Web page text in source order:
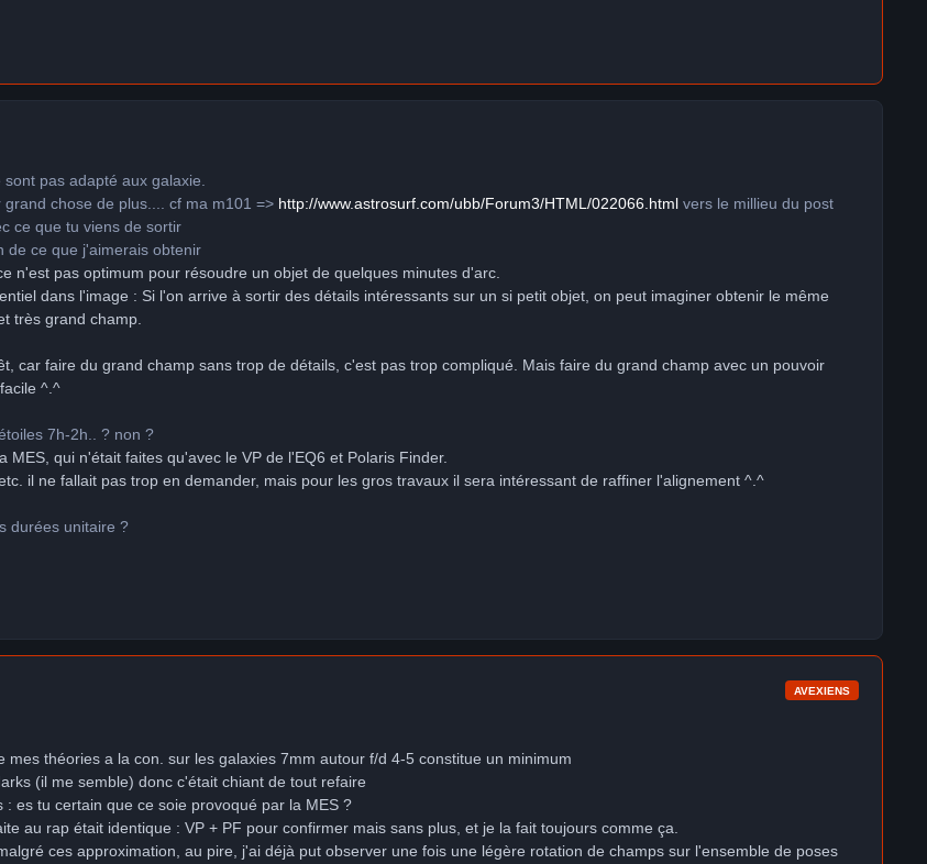
pas adapté aux galaxie.
chose de plus.... cf ma m101 => http://www.astrosurf.com/ubb/Forum3/HTML/022066.html vers le millieu du post
ce que tu viens de sortir
de ce que j'aimerais obtenir
n'est pas optimum pour résoudre un objet de quelques minutes d'arc.
dans l'image : Si l'on arrive à sortir des détails intéressants sur un si petit objet, on peut imaginer obtenir le même
très grand champ.
car faire du grand champ sans trop de détails, c'est pas trop compliqué. Mais faire du grand champ avec un pouvoir
^.^
7h-2h.. ? non ?
MES, qui n'était faites qu'avec le VP de l'EQ6 et Polaris Finder.
il ne fallait pas trop en demander, mais pour les gros travaux il sera intéressant de raffiner l'alignement ^.^
durées unitaire ?
AVEXIENS
mes théories a la con. sur les galaxies 7mm autour f/d 4-5 constitue un minimum
(il me semble) donc c'était chiant de tout refaire
es tu certain que ce soie provoqué par la MES ?
au rap était identique : VP + PF pour confirmer mais sans plus, et je la fait toujours comme ça.
ces approximation, au pire, j'ai déjà put observer une fois une légère rotation de champs sur l'ensemble de poses